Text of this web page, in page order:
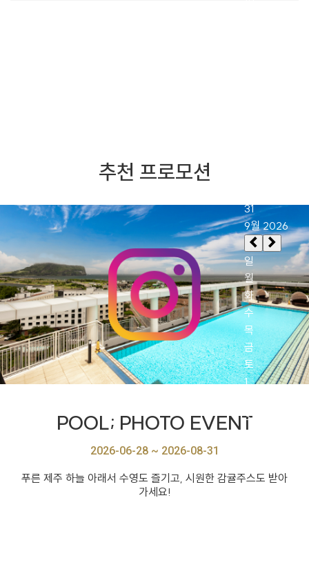
추천 프로모션
POOL; PHOTO EVENT
2026-06-28 ~ 2026-08-31
푸른 제주 하늘 아래서 수영도 즐기고, 시원한 감귤주스도 받아
가세요!